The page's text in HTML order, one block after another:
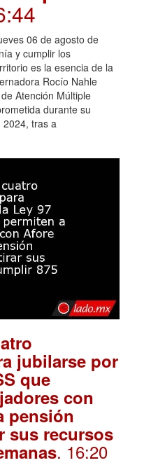
06 de agosto de
y cumplir los
es la esencia de la
Rocío Nahle
Atención Múltiple
durante su
2024, tras a
jubilarse por
que
con
pensión
sus recursos
. 16:20